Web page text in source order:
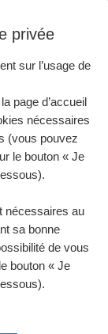
des
électroniques
en
:
d’une
privée
sur l’usage de
page d’accueil
nécessaires
(vous pouvez
le bouton « Je
nécessaires au
sa bonne
de vous
bouton « Je